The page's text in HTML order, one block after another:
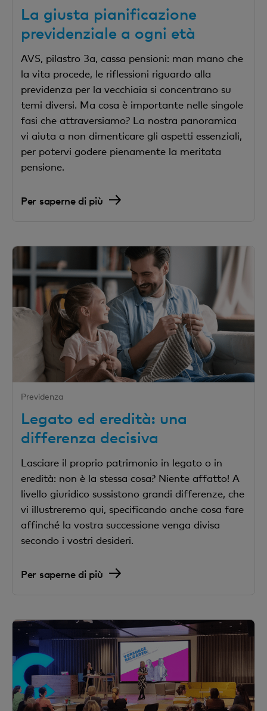
La giusta pianificazione
previdenziale a ogni età
AVS, pilastro 3a, cassa pensioni: man mano che
la vita procede, le riflessioni riguardo alla
previdenza per la vecchiaia si concentrano su
temi diversi. Ma cosa è importante nelle singole
fasi che attraversiamo? La nostra panoramica
vi aiuta a non dimenticare gli aspetti essenziali,
per potervi godere pienamente la meritata
pensione.
Per saperne di più
Previdenza
Legato ed eredità: una
differenza decisiva
Lasciare il proprio patrimonio in legato o in
eredità: non è la stessa cosa? Niente affatto! A
livello giuridico sussistono grandi differenze, che
vi illustreremo qui, specificando anche cosa fare
affinché la vostra successione venga divisa
secondo i vostri desideri.
Per saperne di più